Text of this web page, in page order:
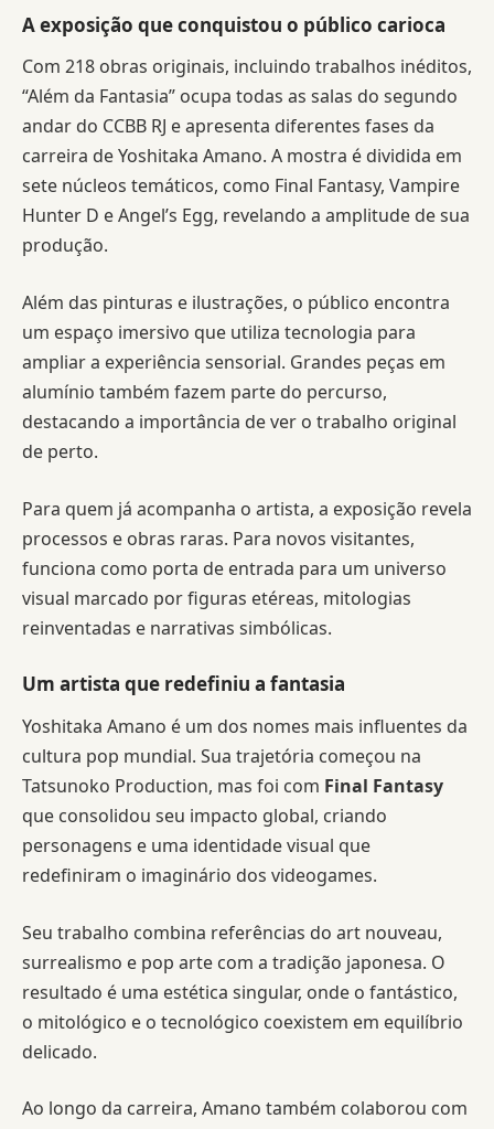
A exposição que conquistou o público carioca
Com 218 obras originais, incluindo trabalhos inéditos,
“Além da Fantasia” ocupa todas as salas do segundo
andar do CCBB RJ e apresenta diferentes fases da
carreira de Yoshitaka Amano. A mostra é dividida em
sete núcleos temáticos, como Final Fantasy, Vampire
Hunter D e Angel’s Egg, revelando a amplitude de sua
produção.
Além das pinturas e ilustrações, o público encontra
um espaço imersivo que utiliza tecnologia para
ampliar a experiência sensorial. Grandes peças em
alumínio também fazem parte do percurso,
destacando a importância de ver o trabalho original
de perto.
Para quem já acompanha o artista, a exposição revela
processos e obras raras. Para novos visitantes,
funciona como porta de entrada para um universo
visual marcado por figuras etéreas, mitologias
reinventadas e narrativas simbólicas.
Um artista que redefiniu a fantasia
Yoshitaka Amano é um dos nomes mais influentes da
cultura pop mundial. Sua trajetória começou na
Tatsunoko Production, mas foi com Final Fantasy
que consolidou seu impacto global, criando
personagens e uma identidade visual que
redefiniram o imaginário dos videogames.
Seu trabalho combina referências do art nouveau,
surrealismo e pop arte com a tradição japonesa. O
resultado é uma estética singular, onde o fantástico,
o mitológico e o tecnológico coexistem em equilíbrio
delicado.
Ao longo da carreira, Amano também colaborou com